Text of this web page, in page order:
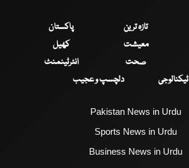
تازہ ترین
پاکستان
معیشت
کھیل
صحت
انٹرٹینمنٹ
ٹیکنالوجی
دلچسپ و عجیب
Pakistan News in Urdu
Sports News in Urdu
Business News in Urdu